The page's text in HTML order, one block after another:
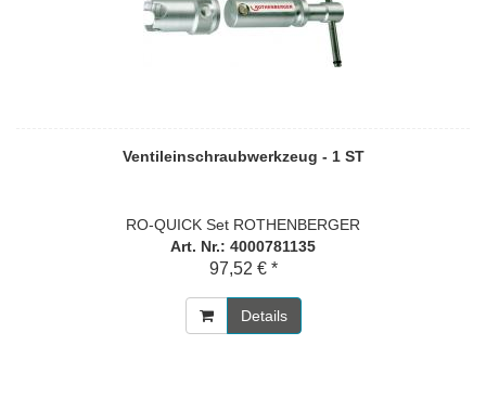
Ventileinschraubwerkzeug - 1 ST
RO-QUICK Set ROTHENBERGER
Art. Nr.: 4000781135
97,52 € *
Details